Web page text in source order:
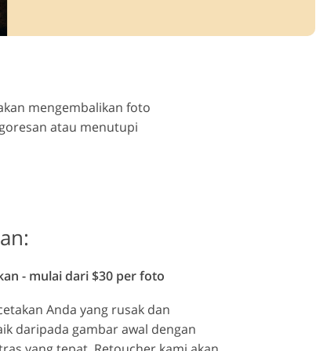
mengembalikan foto
atau menutupi
- mulai dari $30 per foto
Anda yang rusak dan
daripada gambar awal dengan